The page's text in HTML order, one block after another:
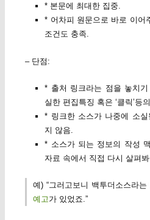
* 본문에 최대한 집중.
* 어차피 원문으로 바로 이어
조건도 충족.
– 단점:
* 출처 링크라는 점을 놓치
실한 편집특징 혹은 ‘클릭’등
* 링크한 소스가 나중에 소
지 않음.
* 소스가 되는 정보의 작성
자료 속에서 직접 다시 살펴봐
예) “그러고보니 백투더소스라는
예고 가 있었죠.”